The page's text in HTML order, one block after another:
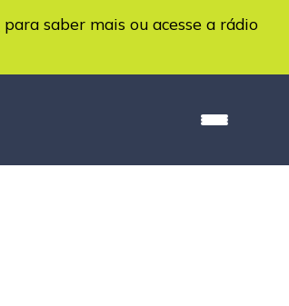
para saber mais ou acesse a rádio